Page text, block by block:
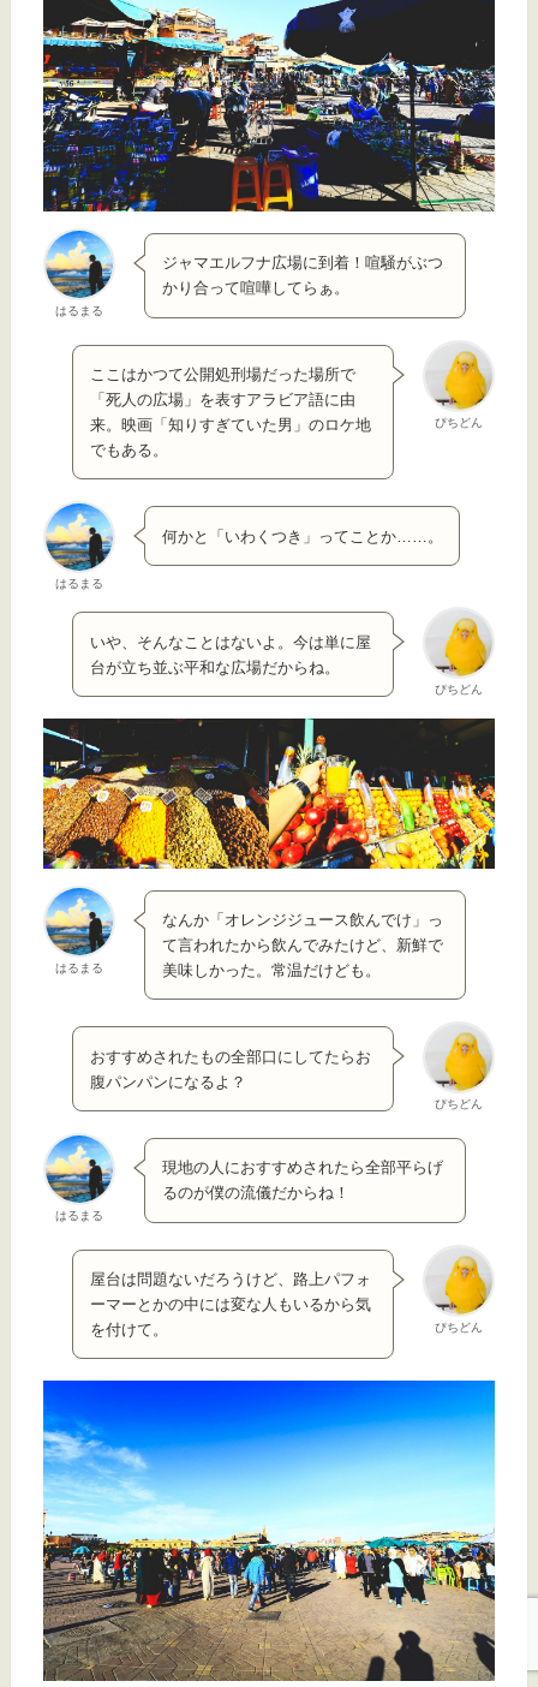
はるまる
ジャマエルフナ広場に到着！喧騒がぶつ
かり合って喧嘩してらぁ。
ぴちどん
ここはかつて公開処刑場だった場所で
「死人の広場」を表すアラビア語に由
来。映画「知りすぎていた男」のロケ地
でもある。
はるまる
何かと「いわくつき」ってことか……。
ぴちどん
いや、そんなことはないよ。今は単に屋
台が立ち並ぶ平和な広場だからね。
はるまる
なんか「オレンジジュース飲んでけ」っ
て言われたから飲んでみたけど、新鮮で
美味しかった。常温だけども。
ぴちどん
おすすめされたもの全部口にしてたらお
腹パンパンになるよ？
はるまる
現地の人におすすめされたら全部平らげ
るのが僕の流儀だからね！
ぴちどん
屋台は問題ないだろうけど、路上パフォ
ーマーとかの中には変な人もいるから気
を付けて。